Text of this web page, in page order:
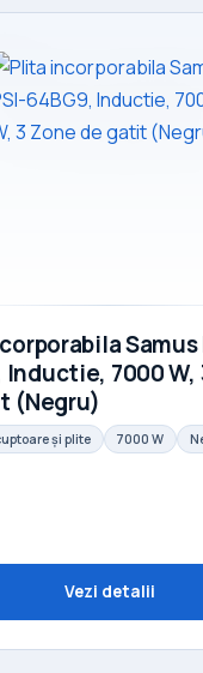
Samus
Inductie, 7000 W,
(Negru)
și plite 7000 W
Vezi detalii